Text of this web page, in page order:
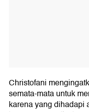
Christofani
semata-mata untuk
karena yang dihadapi